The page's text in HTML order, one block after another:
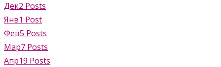
Дек2 Posts
Янв1 Post
Фев5 Posts
Мар7 Posts
Апр19 Posts